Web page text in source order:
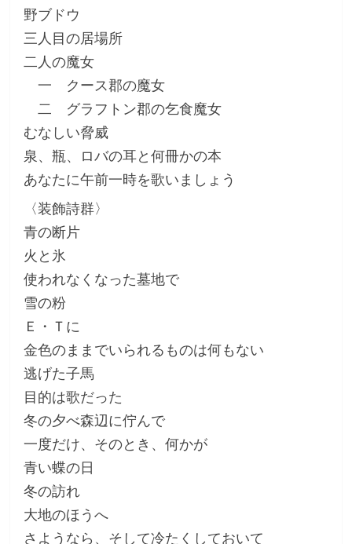
野ブドウ
三人目の居場所
二人の魔女
一 クース郡の魔女
二 グラフトン郡の乞食魔女
むなしい脅威
泉、瓶、ロバの耳と何冊かの本
あなたに午前一時を歌いましょう
〈装飾詩群〉
青の断片
火と氷
使われなくなった墓地で
雪の粉
Ｅ・Ｔに
金色のままでいられるものは何もない
逃げた子馬
目的は歌だった
冬の夕べ森辺に佇んで
一度だけ、そのとき、何かが
青い蝶の日
冬の訪れ
大地のほうへ
さようなら、そして冷たくしておいて